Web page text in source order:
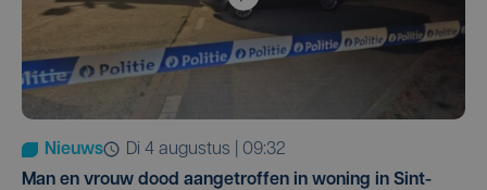
Nieuws
di 4 augustus | 09:32
Man en vrouw dood aangetroffen in woning in Sint-